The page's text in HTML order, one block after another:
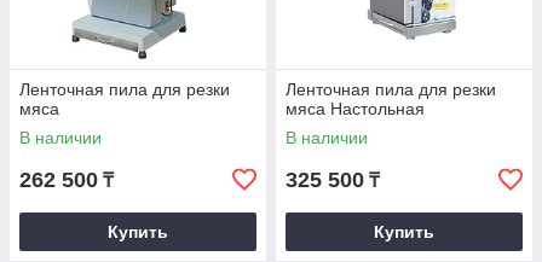
Ленточная пила для резки
мяса
В наличии
262 500 ₸
Купить
Ленточная пила для резки
мяса Настольная
В наличии
325 500 ₸
Купить